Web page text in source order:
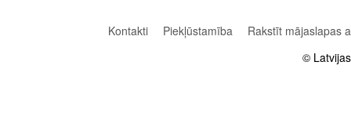
Kontakti Piekļūstamība
Rakstīt mājaslapas
©